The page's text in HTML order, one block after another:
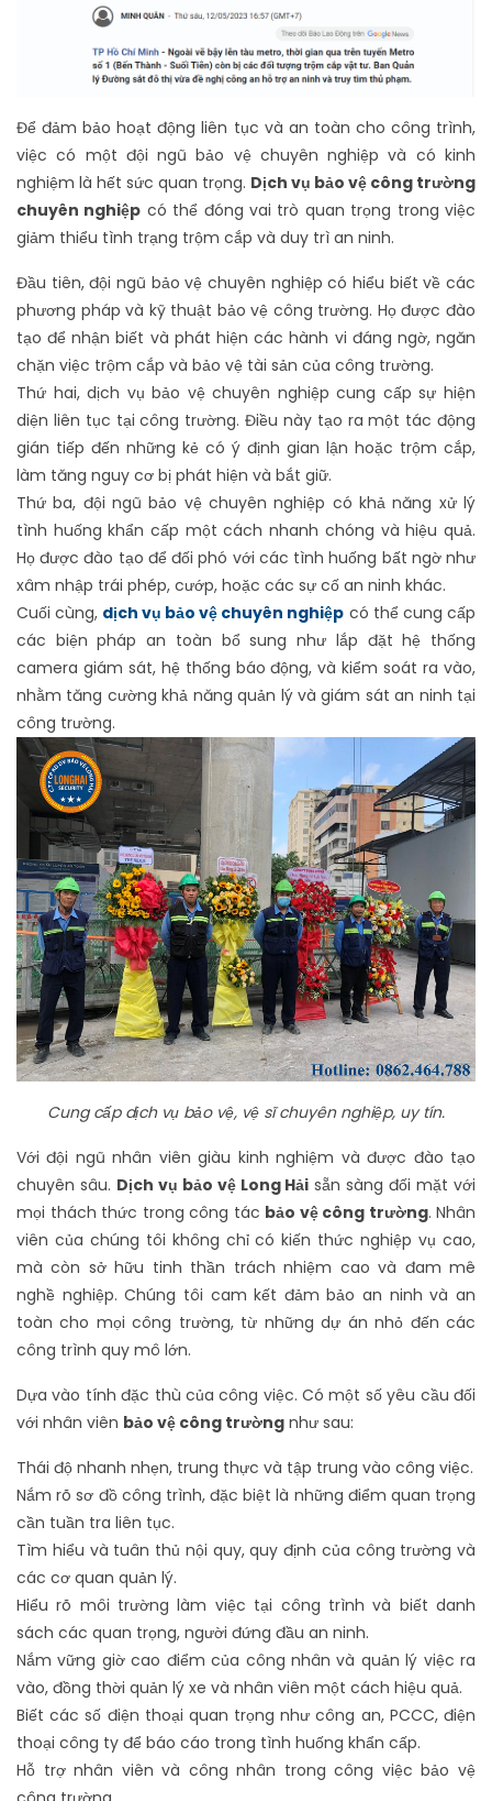
Để đảm bảo hoạt động liên tục và an toàn cho công trình,
việc có một đội ngũ bảo vệ chuyên nghiệp và có kinh
nghiệm là hết sức quan trọng. Dịch vụ bảo vệ công trường
chuyên nghiệp có thể đóng vai trò quan trọng trong việc
giảm thiểu tình trạng trộm cắp và duy trì an ninh.
Đầu tiên, đội ngũ bảo vệ chuyên nghiệp có hiểu biết về các
phương pháp và kỹ thuật bảo vệ công trường. Họ được đào
tạo để nhận biết và phát hiện các hành vi đáng ngờ, ngăn
chặn việc trộm cắp và bảo vệ tài sản của công trường.
Thứ hai, dịch vụ bảo vệ chuyên nghiệp cung cấp sự hiện
diện liên tục tại công trường. Điều này tạo ra một tác động
gián tiếp đến những kẻ có ý định gian lận hoặc trộm cắp,
làm tăng nguy cơ bị phát hiện và bắt giữ.
Thứ ba, đội ngũ bảo vệ chuyên nghiệp có khả năng xử lý
tình huống khẩn cấp một cách nhanh chóng và hiệu quả.
Họ được đào tạo để đối phó với các tình huống bất ngờ như
xâm nhập trái phép, cướp, hoặc các sự cố an ninh khác.
Cuối cùng, dịch vụ bảo vệ chuyên nghiệp có thể cung cấp
các biện pháp an toàn bổ sung như lắp đặt hệ thống
camera giám sát, hệ thống báo động, và kiểm soát ra vào,
nhằm tăng cường khả năng quản lý và giám sát an ninh tại
công trường.
Cung cấp dịch vụ bảo vệ, vệ sĩ chuyên nghiệp, uy tín.
Với đội ngũ nhân viên giàu kinh nghiệm và được đào tạo
chuyên sâu. Dịch vụ bảo vệ Long Hải sẵn sàng đối mặt với
mọi thách thức trong công tác bảo vệ công trường. Nhân
viên của chúng tôi không chỉ có kiến thức nghiệp vụ cao,
mà còn sở hữu tinh thần trách nhiệm cao và đam mê
nghề nghiệp. Chúng tôi cam kết đảm bảo an ninh và an
toàn cho mọi công trường, từ những dự án nhỏ đến các
công trình quy mô lớn.
Dựa vào tính đặc thù của công việc. Có một số yêu cầu đối
với nhân viên bảo vệ công trường như sau:
Thái độ nhanh nhẹn, trung thực và tập trung vào công việc.
Nắm rõ sơ đồ công trình, đặc biệt là những điểm quan trọng
cần tuần tra liên tục.
Tìm hiểu và tuân thủ nội quy, quy định của công trường và
các cơ quan quản lý.
Hiểu rõ môi trường làm việc tại công trình và biết danh
sách các quan trọng, người đứng đầu an ninh.
Nắm vững giờ cao điểm của công nhân và quản lý việc ra
vào, đồng thời quản lý xe và nhân viên một cách hiệu quả.
Biết các số điện thoại quan trọng như công an, PCCC, điện
thoại công ty để báo cáo trong tình huống khẩn cấp.
Hỗ trợ nhân viên và công nhân trong công việc bảo vệ